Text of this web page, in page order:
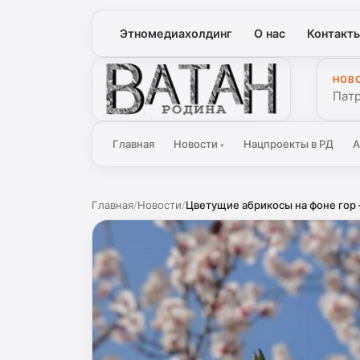
Этномедиахолдинг О нас
Ватан
Главная Новости▾ Нацпроекты в РД
Главная/Новости/Цветущие абрикосы на фоне гор